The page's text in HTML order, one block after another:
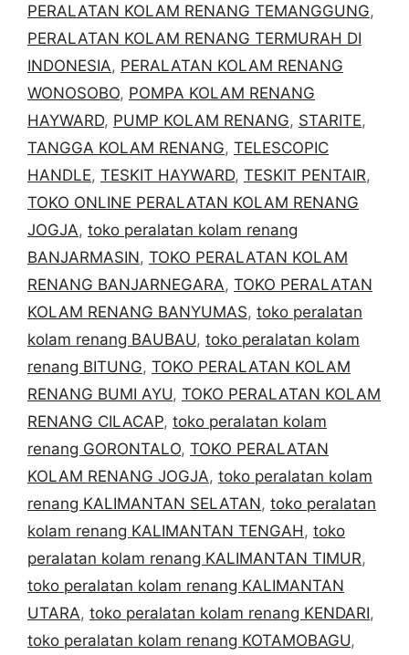
PERALATAN KOLAM RENANG TEMANGGUNG,
PERALATAN KOLAM RENANG TERMURAH DI
INDONESIA, PERALATAN KOLAM RENANG
WONOSOBO, POMPA KOLAM RENANG
HAYWARD, PUMP KOLAM RENANG, STARITE,
TANGGA KOLAM RENANG, TELESCOPIC
HANDLE, TESKIT HAYWARD, TESKIT PENTAIR,
TOKO ONLINE PERALATAN KOLAM RENANG
JOGJA, toko peralatan kolam renang
BANJARMASIN, TOKO PERALATAN KOLAM
RENANG BANJARNEGARA, TOKO PERALATAN
KOLAM RENANG BANYUMAS, toko peralatan
kolam renang BAUBAU, toko peralatan kolam
renang BITUNG, TOKO PERALATAN KOLAM
RENANG BUMI AYU, TOKO PERALATAN KOLAM
RENANG CILACAP, toko peralatan kolam
renang GORONTALO, TOKO PERALATAN
KOLAM RENANG JOGJA, toko peralatan kolam
renang KALIMANTAN SELATAN, toko peralatan
kolam renang KALIMANTAN TENGAH , toko
peralatan kolam renang KALIMANTAN TIMUR,
toko peralatan kolam renang KALIMANTAN
UTARA, toko peralatan kolam renang KENDARI,
toko peralatan kolam renang KOTAMOBAGU,